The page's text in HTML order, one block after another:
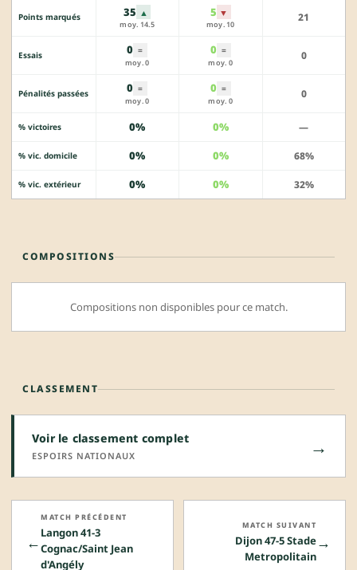
Points marqués 35 ▲
moy. 14.5
5 ▼
moy. 10
21
Essais 0 =
moy. 0
0 =
moy. 0
0
Pénalités passées 0 =
moy. 0
0 =
moy. 0
0
% victoires 0% 0% —
% vic. domicile 0% 0% 68%
% vic. extérieur 0% 0% 32%
COMPOSITIONS
Compositions non disponibles pour ce match.
CLASSEMENT
Voir le classement complet
ESPOIRS NATIONAUX →
←
MATCH PRÉCÉDENT
Langon 41-3
Cognac/Saint Jean
d'Angély
→
MATCH SUIVANT
Dijon 47-5 Stade
Metropolitain